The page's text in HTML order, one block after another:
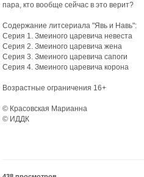
пара, кто вообще сейчас в это верит?
Содержание литсериала "Явь и Навь":
Серия 1. Змеиного царевича невеста
Серия 2. Змеиного царевича жена
Серия 3. Змеиного царевича сапоги
Серия 4. Змеиного царевича корона
Возрастные ограничения 16+
© Красовская Марианна
© ИДДК